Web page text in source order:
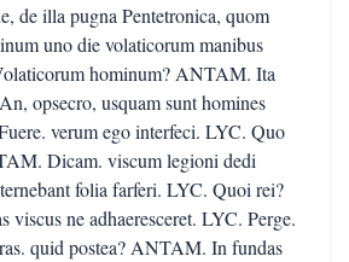
de illa pugna Pentetronica, quom
uno die volaticorum manibus
hominum? ANTAM. Ita
opsecro, usquam sunt homines
verum ego interfeci. LYC. Quo
Dicam. viscum legioni dedi
folia farferi. LYC. Quoi rei?
ne adhaeresceret. LYC. Perge.
quid postea? ANTAM. In fundas